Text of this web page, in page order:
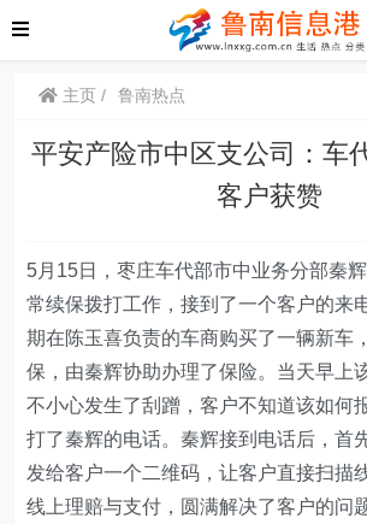
主页 鲁南热点
平安产险市中区支公司：车
客户获赞
5月15日，枣庄车代部市中业务分部秦
常续保拨打工作，接到了一个客户的来
期在陈玉喜负责的车商购买了一辆新车
保，由秦辉协助办理了保险。当天早上
不小心发生了刮蹭，客户不知道该如何
打了秦辉的电话。秦辉接到电话后，首
发给客户一个二维码，让客户直接扫描
线上理赔与支付，圆满解决了客户的问题